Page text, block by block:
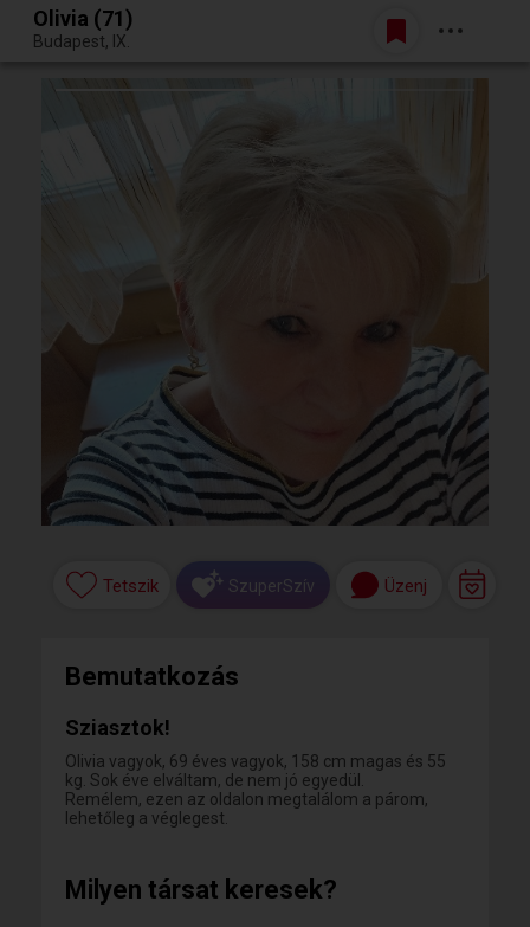
Egy jó randiból bármi lehet.
Belépés
Olivia (71)
Budapest, IX.
Tetszik SzuperSzív Üzenj
Bemutatkozás
Sziasztok!
Olivia vagyok, 69 éves vagyok, 158 cm magas és 55
kg. Sok éve elváltam, de nem jó egyedül.
Remélem, ezen az oldalon megtalálom a párom,
lehetőleg a véglegest.
Milyen társat keresek?